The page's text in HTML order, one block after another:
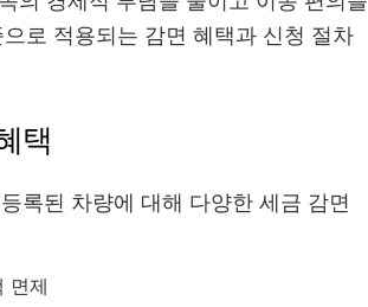
로 적용되는 감면 혜택과 신청 절차
택
록된 차량에 대해 다양한 세금 감면
면제